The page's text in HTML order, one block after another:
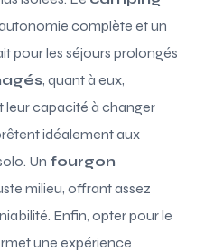
complète et un
pour les séjours prolongés
, quant à eux,
leur capacité à changer
idéalement aux
Un fourgon
milieu, offrant assez
Enfin, opter pour le
une expérience